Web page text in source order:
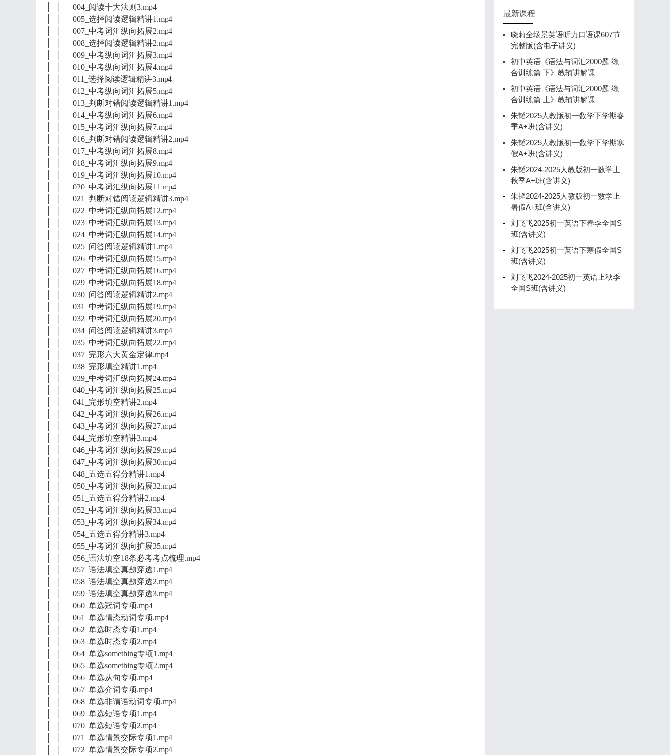
│ │ 004_阅读十大法则3.mp4
│ │ 005_选择阅读逻辑精讲1.mp4
│ │ 007_中考词汇纵向拓展2.mp4
│ │ 008_选择阅读逻辑精讲2.mp4
│ │ 009_中考纵向词汇拓展3.mp4
│ │ 010_中考纵向词汇拓展4.mp4
│ │ 011_选择阅读逻辑精讲3.mp4
│ │ 012_中考纵向词汇拓展5.mp4
│ │ 013_判断对错阅读逻辑精讲1.mp4
│ │ 014_中考纵向词汇拓展6.mp4
│ │ 015_中考词汇纵向拓展7.mp4
│ │ 016_判断对错阅读逻辑精讲2.mp4
│ │ 017_中考纵向词汇拓展8.mp4
│ │ 018_中考词汇纵向拓展9.mp4
│ │ 019_中考词汇纵向拓展10.mp4
│ │ 020_中考词汇纵向拓展11.mp4
│ │ 021_判断对错阅读逻辑精讲3.mp4
│ │ 022_中考词汇纵向拓展12.mp4
│ │ 023_中考词汇纵向拓展13.mp4
│ │ 024_中考词汇纵向拓展14.mp4
│ │ 025_问答阅读逻辑精讲1.mp4
│ │ 026_中考词汇纵向拓展15.mp4
│ │ 027_中考词汇纵向拓展16.mp4
│ │ 029_中考词汇纵向拓展18.mp4
│ │ 030_问答阅读逻辑精讲2.mp4
│ │ 031_中考词汇纵向拓展19.mp4
│ │ 032_中考词汇纵向拓展20.mp4
│ │ 034_问答阅读逻辑精讲3.mp4
│ │ 035_中考词汇纵向拓展22.mp4
│ │ 037_完形六大黄金定律.mp4
│ │ 038_完形填空精讲1.mp4
│ │ 039_中考词汇纵向拓展24.mp4
│ │ 040_中考词汇纵向拓展25.mp4
│ │ 041_完形填空精讲2.mp4
│ │ 042_中考词汇纵向拓展26.mp4
│ │ 043_中考词汇纵向拓展27.mp4
│ │ 044_完形填空精讲3.mp4
│ │ 046_中考词汇纵向拓展29.mp4
│ │ 047_中考词汇纵向拓展30.mp4
│ │ 048_五选五得分精讲1.mp4
│ │ 050_中考词汇纵向拓展32.mp4
│ │ 051_五选五得分精讲2.mp4
│ │ 052_中考词汇纵向拓展33.mp4
│ │ 053_中考词汇纵向拓展34.mp4
│ │ 054_五选五得分精讲3.mp4
│ │ 055_中考词汇纵向扩展35.mp4
│ │ 056_语法填空18条必考考点梳理.mp4
│ │ 057_语法填空真题穿透1.mp4
│ │ 058_语法填空真题穿透2.mp4
│ │ 059_语法填空真题穿透3.mp4
│ │ 060_单选冠词专项.mp4
│ │ 061_单选情态动词专项.mp4
│ │ 062_单选时态专项1.mp4
│ │ 063_单选时态专项2.mp4
│ │ 064_单选something专项1.mp4
│ │ 065_单选something专项2.mp4
│ │ 066_单选从句专项.mp4
│ │ 067_单选介词专项.mp4
│ │ 068_单选非谓语动词专项.mp4
│ │ 069_单选短语专项1.mp4
│ │ 070_单选短语专项2.mp4
│ │ 071_单选情景交际专项1.mp4
│ │ 072_单选情景交际专项2.mp4
最新课程
晓莉全场景英语听力口语课607节
完整版(含电子讲义)
初中英语《语法与词汇2000题 综
合训练篇 下》教辅讲解课
初中英语《语法与词汇2000题 综
合训练篇 上》教辅讲解课
朱韬2025人教版初一数学下学期春
季A+班(含讲义)
朱韬2025人教版初一数学下学期寒
假A+班(含讲义)
朱韬2024-2025人教版初一数学上
秋季A+班(含讲义)
朱韬2024-2025人教版初一数学上
暑假A+班(含讲义)
刘飞飞2025初一英语下春季全国S
班(含讲义)
刘飞飞2025初一英语下寒假全国S
班(含讲义)
刘飞飞2024-2025初一英语上秋季
全国S班(含讲义)